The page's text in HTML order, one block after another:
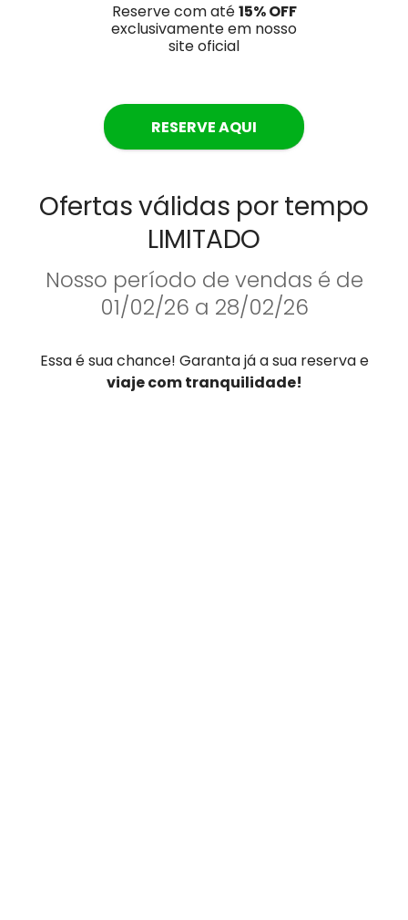
Reserve com até15% OFF
exclusivamente em nosso
site oficial
RESERVE AQUI
Ofertas válidas por tempo
LIMITADO
Nosso período de vendas é de
01/02/26 a 28/02/26
Essa é sua chance! Garanta já a sua reserva e
viaje com tranquilidade!